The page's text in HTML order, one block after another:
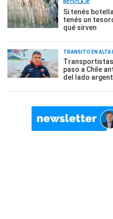
RECICLAJE
Si tenés
tenés un
qué sirven
TRÁNSITO EN ALTA
paso a Chile
del lado